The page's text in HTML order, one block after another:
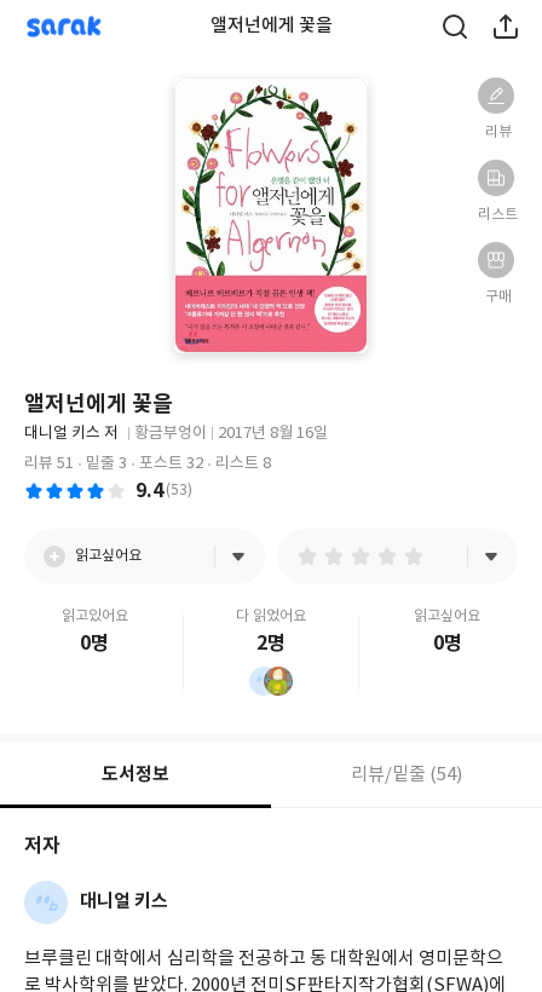
sarak 앨저넌에게 꽃을
리뷰
리스트
구매
앨저넌에게 꽃을
글
쓴
대니얼 키스 저
사
황금부엉이
출
2017년 8월 16일
리뷰 51
밑줄 3 포스트 32 리스트 8
9.4 (53)
읽고싶어요
읽고있어요
0명
다 읽었어요
2명
읽고싶어요
0명
도서정보 리뷰/밑줄 (54)
저자
대니얼 키스
브루클린 대학에서 심리학을 전공하고 동 대학원에서 영미문학으
로 박사학위를 받았다. 2000년 전미SF판타지작가협회(SFWA)에